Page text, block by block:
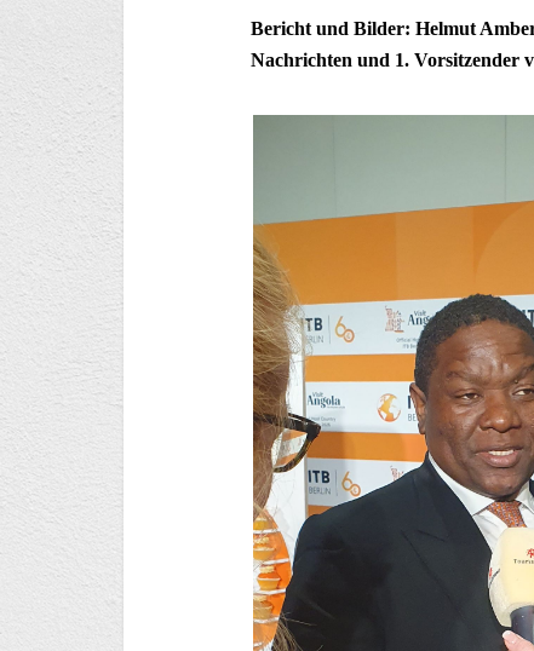
Bericht und Bilder: Helmut
Nachrichten und 1. Vorsitzender